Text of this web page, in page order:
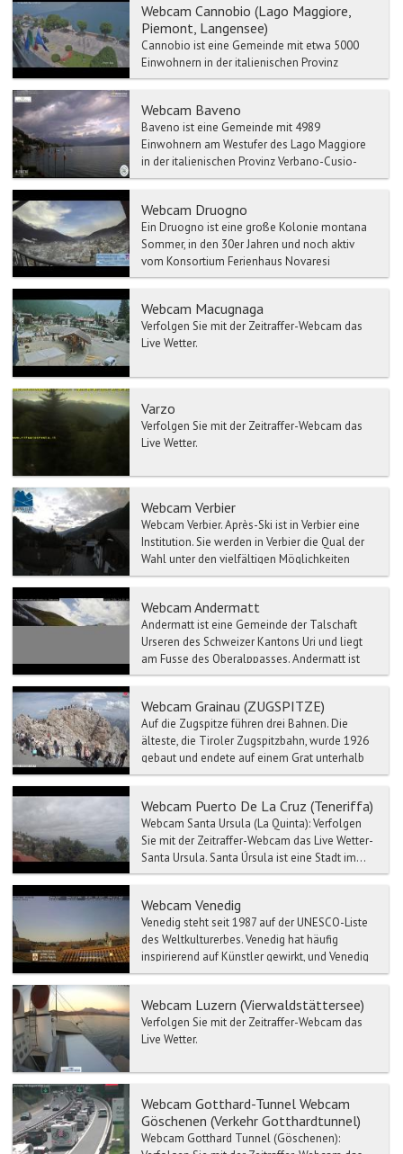
Webcam Cannobio (Lago Maggiore,
Piemont, Langensee)
Cannobio ist eine Gemeinde mit etwa 5000
Einwohnern in der italienischen Provinz
Verbano-Cusio-Ossola, im Piemont.
Webcam Baveno
Baveno ist eine Gemeinde mit 4989
Einwohnern am Westufer des Lago Maggiore
in der italienischen Provinz Verbano-Cusio-
Ossola, Region Piemont. Baven...
Webcam Druogno
Ein Druogno ist eine große Kolonie montana
Sommer, in den 30er Jahren und noch aktiv
vom Konsortium Ferienhaus Novaresi
verwaltet eröffnet. In jüng...
Webcam Macugnaga
Verfolgen Sie mit der Zeitraffer-Webcam das
Live Wetter.
Varzo
Verfolgen Sie mit der Zeitraffer-Webcam das
Live Wetter.
Webcam Verbier
Webcam Verbier. Après-Ski ist in Verbier eine
Institution. Sie werden in Verbier die Qual der
Wahl unter den vielfältigen Möglichkeiten
habe...
Webcam Andermatt
Andermatt ist eine Gemeinde der Talschaft
Urseren des Schweizer Kantons Uri und liegt
am Fusse des Oberalppasses. Andermatt ist
Hauptort des Ursere...
Webcam Grainau (ZUGSPITZE)
Auf die Zugspitze führen drei Bahnen. Die
älteste, die Tiroler Zugspitzbahn, wurde 1926
gebaut und endete auf einem Grat unterhalb
des Gipfels, bev...
Webcam Puerto De La Cruz (Teneriffa)
Webcam Santa Ursula (La Quinta): Verfolgen
Sie mit der Zeitraffer-Webcam das Live Wetter-
Santa Ursula. Santa Úrsula ist eine Stadt im...
Webcam Venedig
Venedig steht seit 1987 auf der UNESCO-Liste
des Weltkulturerbes. Venedig hat häufig
inspirierend auf Künstler gewirkt, und Venedig
wurde eine der ...
Webcam Luzern (Vierwaldstättersee)
Verfolgen Sie mit der Zeitraffer-Webcam das
Live Wetter.
Webcam Gotthard-Tunnel Webcam
Göschenen (Verkehr Gotthardtunnel)
Webcam Gotthard Tunnel (Göschenen):